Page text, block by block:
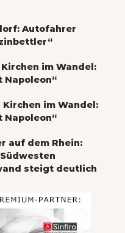
Autofahrer
im Wandel:
Napoleon“
im Wandel:
Napoleon“
auf dem Rhein:
steigt deutlich